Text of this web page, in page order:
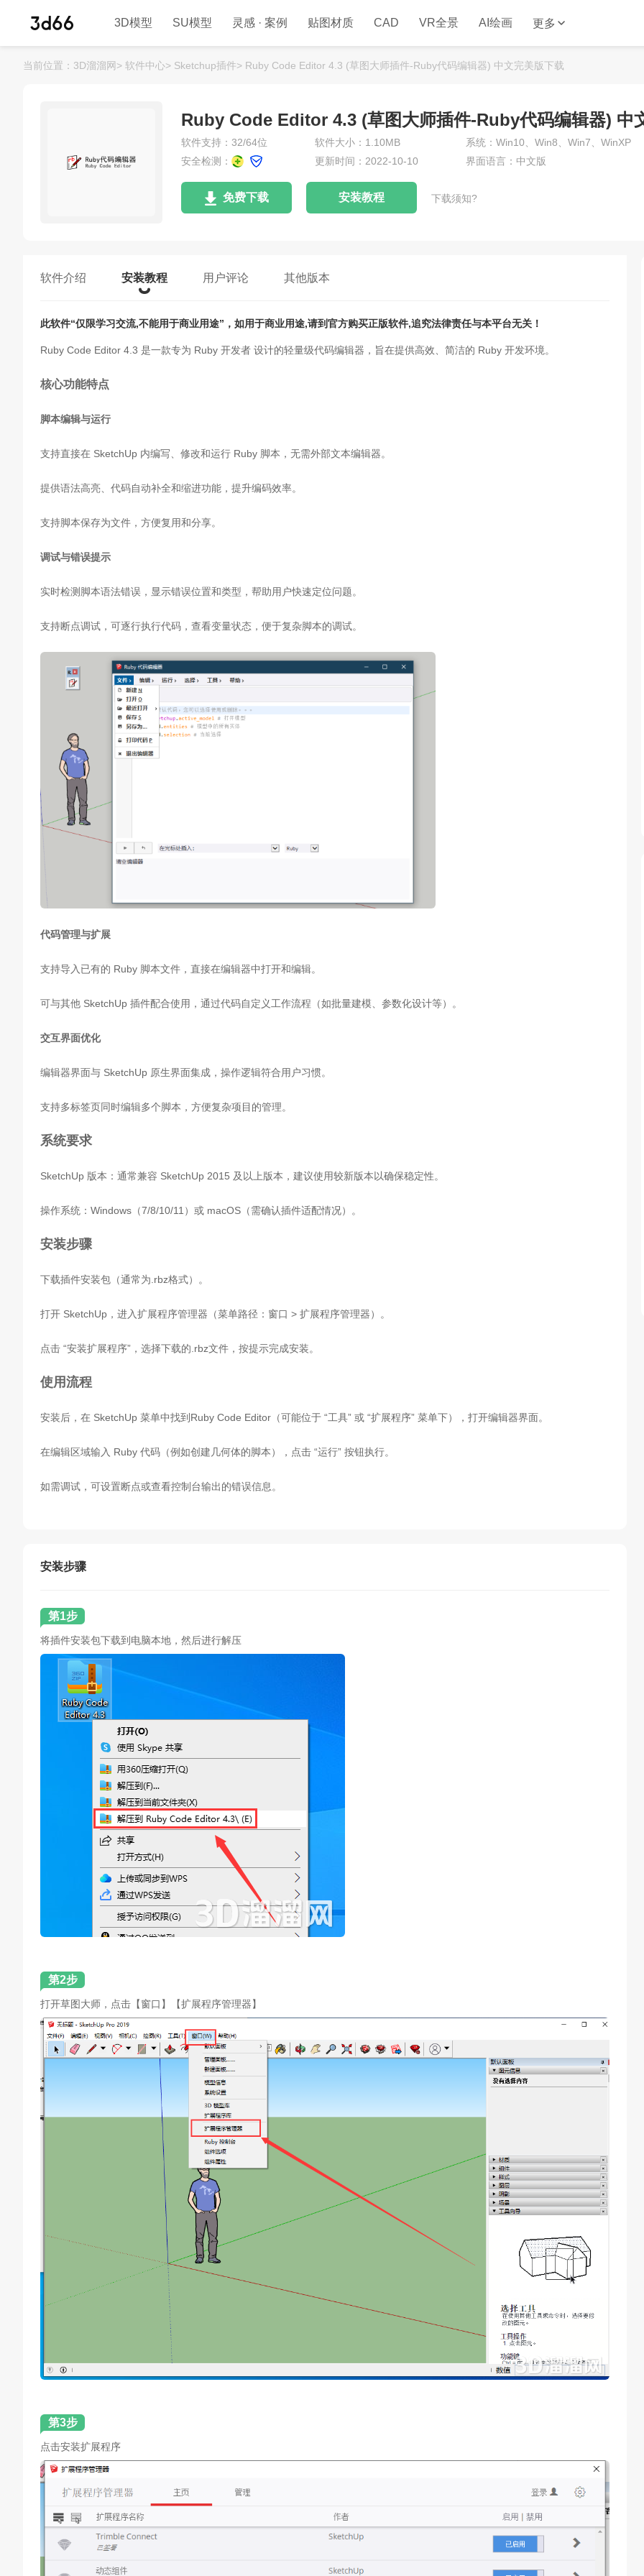
3D模型 SU模型 灵感 · 案例 贴图材质 CAD VR全景 AI绘画 更多
当前位置： 3D溜溜网> 软件中心> Sketchup插件> Ruby Code Editor 4.3 (草图大师插件-Ruby代码编辑器) 中文完美版下载
Ruby Code Editor 4.3 (草图大师插件-Ruby代码编辑器) 中
软件支持：32/64位 软件大小：1.10MB
系统：Win10、Win8、Win7、WinXP
安全检测：
更新时间：2022-10-10 界面语言：中文版
免费下载 安装教程 下载须知?
软件介绍 安装教程 用户评论 其他版本
此软件“仅限学习交流,不能用于商业用途”，如用于商业用途,请到官方购买正版软件,追究法律责任与本平台无关！
Ruby Code Editor 4.3 是一款专为 Ruby 开发者 设计的轻量级代码编辑器，旨在提供高效、简洁的 Ruby 开发环境。
核心功能特点
脚本编辑与运行
支持直接在 SketchUp 内编写、修改和运行 Ruby 脚本，无需外部文本编辑器。
提供语法高亮、代码自动补全和缩进功能，提升编码效率。
支持脚本保存为文件，方便复用和分享。
调试与错误提示
实时检测脚本语法错误，显示错误位置和类型，帮助用户快速定位问题。
支持断点调试，可逐行执行代码，查看变量状态，便于复杂脚本的调试。
代码管理与扩展
支持导入已有的 Ruby 脚本文件，直接在编辑器中打开和编辑。
可与其他 SketchUp 插件配合使用，通过代码自定义工作流程（如批量建模、参数化设计等）。
交互界面优化
编辑器界面与 SketchUp 原生界面集成，操作逻辑符合用户习惯。
支持多标签页同时编辑多个脚本，方便复杂项目的管理。
系统要求
SketchUp 版本：通常兼容 SketchUp 2015 及以上版本，建议使用较新版本以确保稳定性。
操作系统：Windows（7/8/10/11）或 macOS（需确认插件适配情况）。
安装步骤
下载插件安装包（通常为.rbz格式）。
打开 SketchUp，进入扩展程序管理器（菜单路径：窗口 > 扩展程序管理器）。
点击 “安装扩展程序”，选择下载的.rbz文件，按提示完成安装。
使用流程
安装后，在 SketchUp 菜单中找到Ruby Code Editor（可能位于 “工具” 或 “扩展程序” 菜单下），打开编辑器界面。
在编辑区域输入 Ruby 代码（例如创建几何体的脚本），点击 “运行” 按钮执行。
如需调试，可设置断点或查看控制台输出的错误信息。
安装步骤
第1步
将插件安装包下载到电脑本地，然后进行解压
第2步
打开草图大师，点击【窗口】【扩展程序管理器】
第3步
点击安装扩展程序